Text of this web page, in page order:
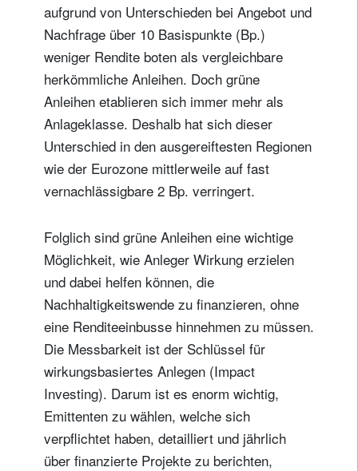
aufgrund von Unterschieden bei Angebot und
Nachfrage über 10 Basispunkte (Bp.)
weniger Rendite boten als vergleichbare
herkömmliche Anleihen. Doch grüne
Anleihen etablieren sich immer mehr als
Anlageklasse. Deshalb hat sich dieser
Unterschied in den ausgereiftesten Regionen
wie der Eurozone mittlerweile auf fast
vernachlässigbare 2 Bp. verringert.
Folglich sind grüne Anleihen eine wichtige
Möglichkeit, wie Anleger Wirkung erzielen
und dabei helfen können, die
Nachhaltigkeitswende zu finanzieren, ohne
eine Renditeeinbusse hinnehmen zu müssen.
Die Messbarkeit ist der Schlüssel für
wirkungsbasiertes Anlegen (Impact
Investing). Darum ist es enorm wichtig,
Emittenten zu wählen, welche sich
verpflichtet haben, detailliert und jährlich
über finanzierte Projekte zu berichten,